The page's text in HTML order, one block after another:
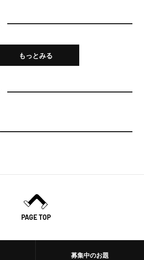
もっとみる
PAGE TOP
募集中のお題